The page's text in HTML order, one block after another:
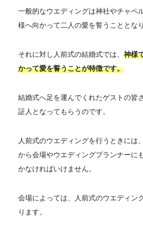
一般的なウエディングは神社やチャペ
様へ向かって二人の愛を誓うこととな
それに対し人前式の結婚式では、 神様
かって愛を誓うことが特徴です。
結婚式へ足を運んでくれたゲストの皆
証人となってもらうのです。
人前式のウエディングを行うときには
から会場やウエディングプランナーに
かなければいけません。
会場によっては、人前式のウエディン
ります。